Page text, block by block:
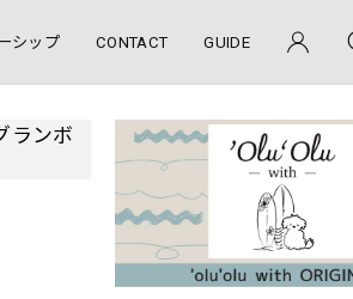
シップ CONTACT GUIDE
ランボ